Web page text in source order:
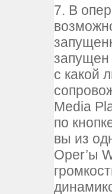
7. В
запущен
с какой
Media
по
вы из
Oper’ы